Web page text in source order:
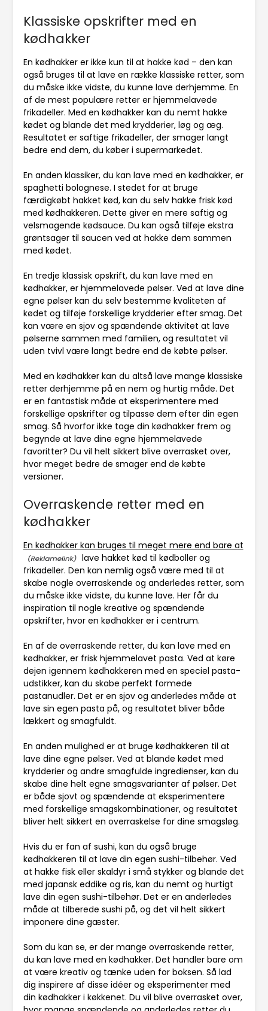
Klassiske opskrifter med en
kødhakker
En kødhakker er ikke kun til at hakke kød – den kan
også bruges til at lave en række klassiske retter, som
du måske ikke vidste, du kunne lave derhjemme. En
af de mest populære retter er hjemmelavede
frikadeller. Med en kødhakker kan du nemt hakke
kødet og blande det med krydderier, løg og æg.
Resultatet er saftige frikadeller, der smager langt
bedre end dem, du køber i supermarkedet.
En anden klassiker, du kan lave med en kødhakker, er
spaghetti bolognese. I stedet for at bruge
færdigkøbt hakket kød, kan du selv hakke frisk kød
med kødhakkeren. Dette giver en mere saftig og
velsmagende kødsauce. Du kan også tilføje ekstra
grøntsager til saucen ved at hakke dem sammen
med kødet.
En tredje klassisk opskrift, du kan lave med en
kødhakker, er hjemmelavede pølser. Ved at lave dine
egne pølser kan du selv bestemme kvaliteten af
kødet og tilføje forskellige krydderier efter smag. Det
kan være en sjov og spændende aktivitet at lave
pølserne sammen med familien, og resultatet vil
uden tvivl være langt bedre end de købte pølser.
Med en kødhakker kan du altså lave mange klassiske
retter derhjemme på en nem og hurtig måde. Det
er en fantastisk måde at eksperimentere med
forskellige opskrifter og tilpasse dem efter din egen
smag. Så hvorfor ikke tage din kødhakker frem og
begynde at lave dine egne hjemmelavede
favoritter? Du vil helt sikkert blive overrasket over,
hvor meget bedre de smager end de købte
versioner.
Overraskende retter med en
kødhakker
En kødhakker kan bruges til meget mere end bare at
lave hakket kød til kødboller og
frikadeller. Den kan nemlig også være med til at
skabe nogle overraskende og anderledes retter, som
du måske ikke vidste, du kunne lave. Her får du
inspiration til nogle kreative og spændende
opskrifter, hvor en kødhakker er i centrum.
En af de overraskende retter, du kan lave med en
kødhakker, er frisk hjemmelavet pasta. Ved at køre
dejen igennem kødhakkeren med en speciel pasta-
udstikker, kan du skabe perfekt formede
pastanudler. Det er en sjov og anderledes måde at
lave sin egen pasta på, og resultatet bliver både
lækkert og smagfuldt.
En anden mulighed er at bruge kødhakkeren til at
lave dine egne pølser. Ved at blande kødet med
krydderier og andre smagfulde ingredienser, kan du
skabe dine helt egne smagsvarianter af pølser. Det
er både sjovt og spændende at eksperimentere
med forskellige smagskombinationer, og resultatet
bliver helt sikkert en overraskelse for dine smagsløg.
Hvis du er fan af sushi, kan du også bruge
kødhakkeren til at lave din egen sushi-tilbehør. Ved
at hakke fisk eller skaldyr i små stykker og blande det
med japansk eddike og ris, kan du nemt og hurtigt
lave din egen sushi-tilbehør. Det er en anderledes
måde at tilberede sushi på, og det vil helt sikkert
imponere dine gæster.
Som du kan se, er der mange overraskende retter,
du kan lave med en kødhakker. Det handler bare om
at være kreativ og tænke uden for boksen. Så lad
dig inspirere af disse idéer og eksperimenter med
din kødhakker i køkkenet. Du vil blive overrasket over,